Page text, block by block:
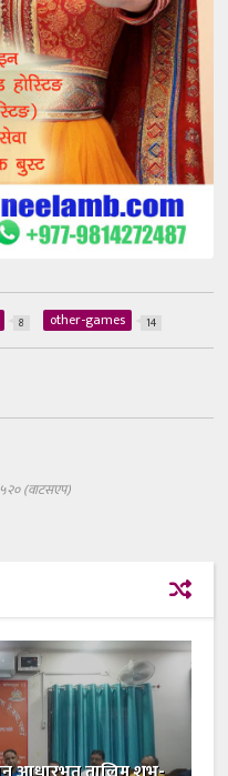
8 other-games 14
(वाटसएप)